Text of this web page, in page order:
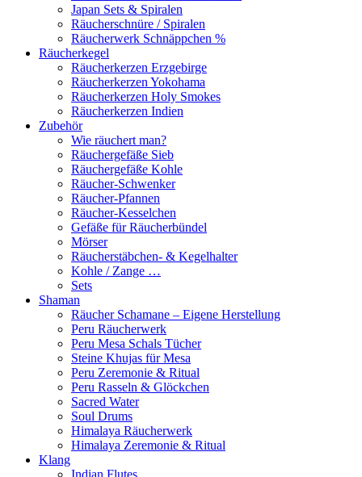
Japan Sets & Spiralen
Räucherschnüre / Spiralen
Räucherwerk Schnäppchen %
Räucherkegel
Räucherkerzen Erzgebirge
Räucherkerzen Yokohama
Räucherkerzen Holy Smokes
Räucherkerzen Indien
Zubehör
Wie räuchert man?
Räuchergefäße Sieb
Räuchergefäße Kohle
Räucher-Schwenker
Räucher-Pfannen
Räucher-Kesselchen
Gefäße für Räucherbündel
Mörser
Räucherstäbchen- & Kegelhalter
Kohle / Zange …
Sets
Shaman
Räucher Schamane – Eigene Herstellung
Peru Räucherwerk
Peru Mesa Schals Tücher
Steine Khujas für Mesa
Peru Zeremonie & Ritual
Peru Rasseln & Glöckchen
Sacred Water
Soul Drums
Himalaya Räucherwerk
Himalaya Zeremonie & Ritual
Klang
Indian Flutes